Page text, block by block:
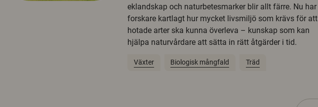
eklandskap och naturbetesmarker blir allt färre. Nu har
forskare kartlagt hur mycket livsmiljö som krävs för att
hotade arter ska kunna överleva – kunskap som kan
hjälpa naturvårdare att sätta in rätt åtgärder i tid.
Växter Biologisk mångfald Träd